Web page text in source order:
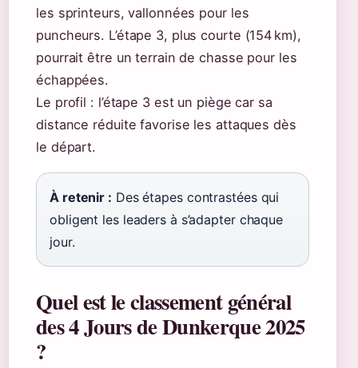
les sprinteurs, vallonnées pour les
puncheurs. L’étape 3, plus courte (154 km),
pourrait être un terrain de chasse pour les
échappées.
Le profil : l’étape 3 est un piège car sa
distance réduite favorise les attaques dès
le départ.
À retenir : Des étapes contrastées qui
obligent les leaders à s’adapter chaque
jour.
Quel est le classement général
des 4 Jours de Dunkerque 2025
?